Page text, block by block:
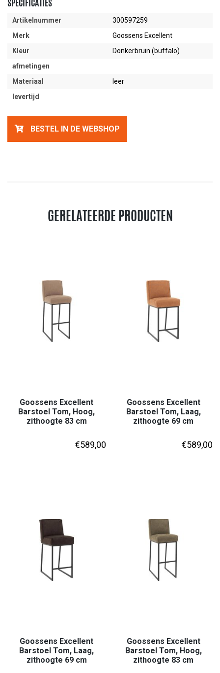
Artikelnummer
300597259
Merk
Goossens Excellent
Kleur
Donkerbruin (buffalo)
afmetingen
Materiaal
leer
levertijd
BESTEL IN DE WEBSHOP
GERELATEERDE PRODUCTEN
Goossens Excellent
Barstoel Tom, Hoog,
zithoogte 83 cm
€589,00
Goossens Excellent
Barstoel Tom, Laag,
zithoogte 69 cm
€589,00
Goossens Excellent
Barstoel Tom, Laag,
zithoogte 69 cm
Goossens Excellent
Barstoel Tom, Hoog,
zithoogte 83 cm